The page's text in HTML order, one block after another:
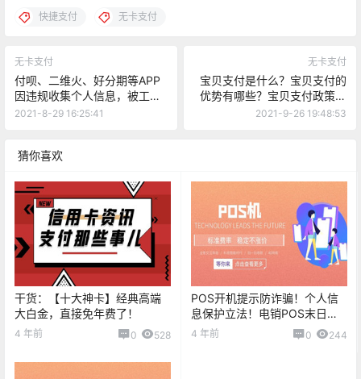
快捷支付 无卡支付
无卡支付
付呗、二维火、好分期等APP
因违规收集个人信息，被工信
部通报。
2021-8-29 16:25:41
无卡支付
宝贝支付是什么？宝贝支付的
优势有哪些？宝贝支付政策是
怎么样的？
2021-9-26 19:48:53
猜你喜欢
干货：【十大神卡】经典高端
大白金，直接免年费了！
4 年前 0 528
POS开机提示防诈骗！个人信
息保护立法！电销POS末日来
临
4 年前 0 244